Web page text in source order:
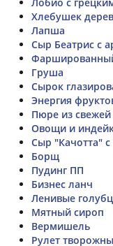
Хлебушек
Лапша
Сыр Беатрис с
Груша
Сырок
Энергия
Пюре из
Овощи и
Сыр "Качотта"
Борщ
Пудинг ПП
Бизнес ланч
Ленивые
Мятный сироп
Вермишель
Рулет